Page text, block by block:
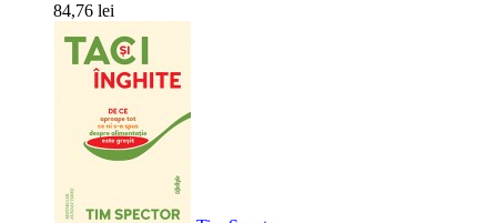
84,76 lei